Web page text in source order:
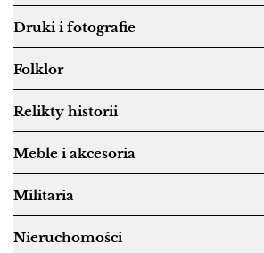
Druki i fotografie
Folklor
Relikty historii
Meble i akcesoria
Militaria
Nieruchomości